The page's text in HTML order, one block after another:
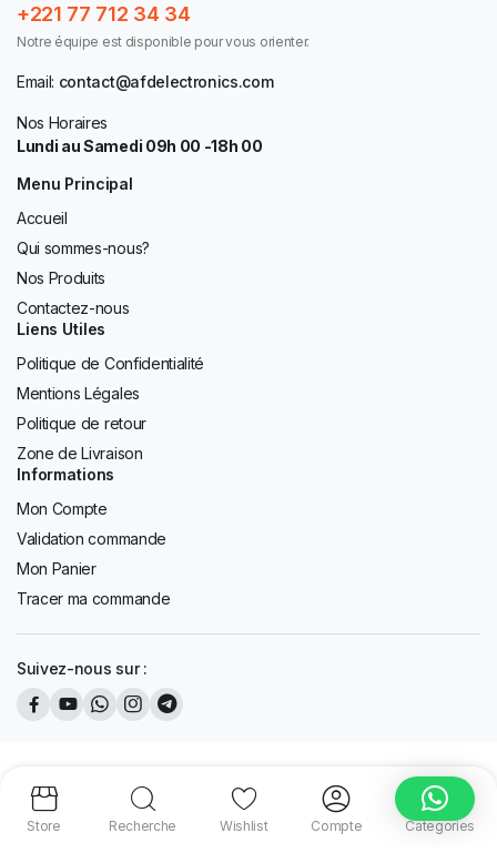
+221 77 712 34 34
Notre équipe est disponible pour vous orienter.
Email: contact@afdelectronics.com
Nos Horaires
Lundi au Samedi 09h 00 -18h 00
Menu Principal
Accueil
Qui sommes-nous?
Nos Produits
Contactez-nous
Liens Utiles
Politique de Confidentialité
Mentions Légales
Politique de retour
Zone de Livraison
Informations
Mon Compte
Validation commande
Mon Panier
Tracer ma commande
Suivez-nous sur :
Copyright 2026 © AFD Tous les droits sont réservés. Design byK13
Design.
Paiements sécurisés :
Store Recherche Wishlist Compte Categories